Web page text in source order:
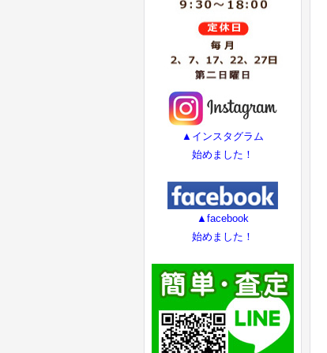
▲インスタグラム
始めました！
▲facebook
始めました！